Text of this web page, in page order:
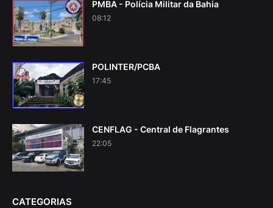
PMBA - Polícia Militar da Bahia
08:12
POLINTER/PCBA
17:45
CENFLAG - Central de Flagrantes
22:05
CATEGORIAS